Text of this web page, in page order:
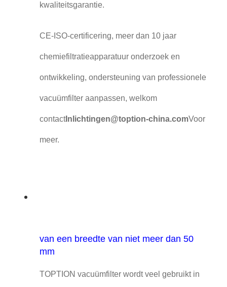
kwaliteitsgarantie.
CE-ISO-certificering, meer dan 10 jaar
chemiefiltratieapparatuur onderzoek en
ontwikkeling, ondersteuning van professionele
vacuümfilter aanpassen, welkom
contactInlichtingen@toption-china.comVoor
meer.
van een breedte van niet meer dan 50
mm
TOPTION vacuümfilter wordt veel gebruikt in